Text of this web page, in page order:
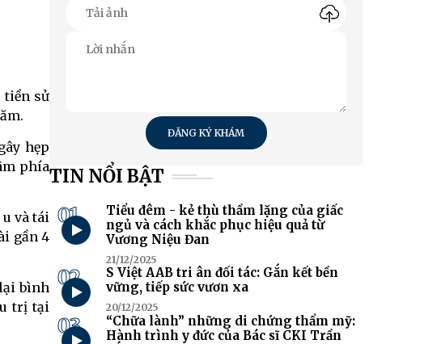
tiền sử
hẹp
phía
và tái
gần 4
bình
trị tại
ĐĂNG KÝ KHÁM
TIN NỔI BẬT
01
Tiểu đêm - kẻ thù thầm lặng của giấc
ngủ và cách khắc phục hiệu quả từ
Vương Niệu Đan
21/12/2025
02
S Việt AAB tri ân đối tác: Gắn kết bền
vững, tiếp sức vươn xa
20/12/2025
03
“Chữa lành” những di chứng thẩm mỹ:
Hành trình y đức của Bác sĩ CKI Trần